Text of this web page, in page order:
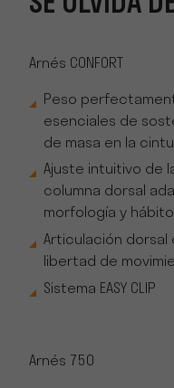
Arnés CONFORT
Peso
esenciales de
de masa en la
Ajuste intuitivo de
columna dorsal
morfología y
Articulación dorsal
libertad de
Sistema EASY CLIP
Arnés 750